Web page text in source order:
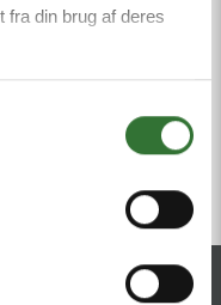
fra din brug af deres